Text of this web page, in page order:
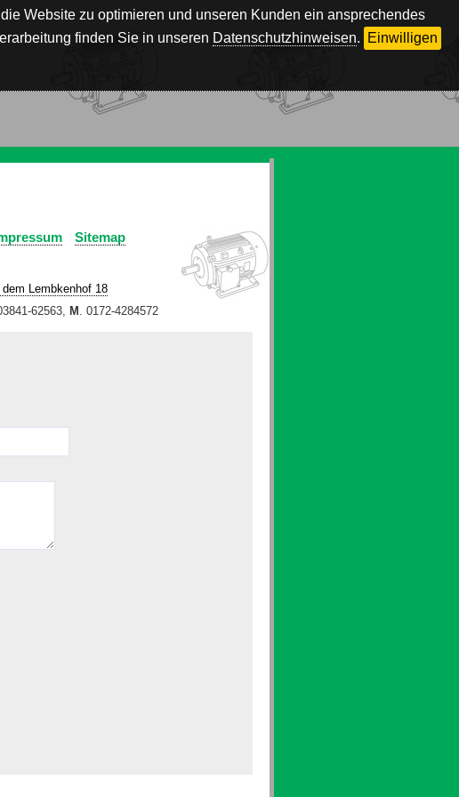
Website zu optimieren und unseren Kunden ein ansprechendes
finden Sie in unseren Datenschutzhinweisen.
Einwilligen
Sitemap
Lembkenhof 18
62563, M . 0172-4284572